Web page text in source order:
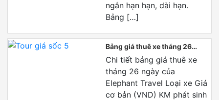
ngắn hạn hạn, dài hạn.
Bảng […]
Bảng giá thuê xe tháng 26
ngày
Chi tiết bảng giá thuê xe
tháng 26 ngày của
Elephant Travel Loại xe Giá
cơ bản (VND) KM phát sinh